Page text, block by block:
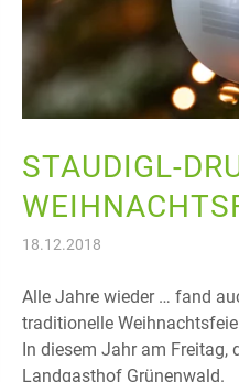
STAUDIGL-
18.12.2018
Alle Jahre wieder … fand
traditionelle
In diesem Jahr am Freitag,
Landgasthof Grünenwald.